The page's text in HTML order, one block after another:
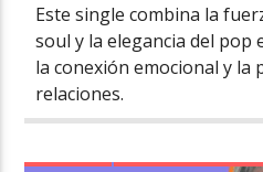
Este single combina la
soul y la elegancia del pop
la conexión emocional y la
relaciones.